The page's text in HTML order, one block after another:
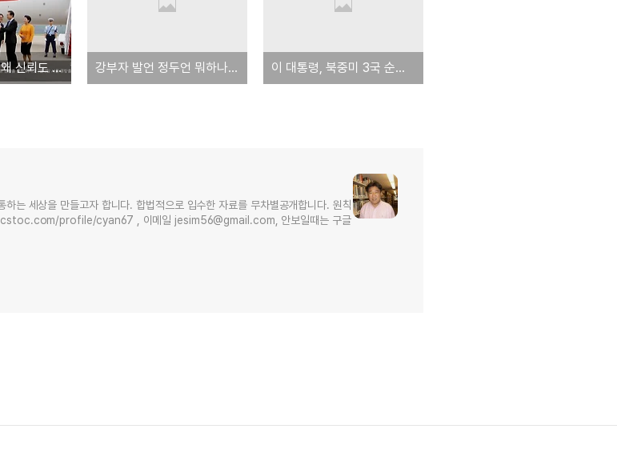
이명박대통령은 왜 신뢰도 4위일까 -홍보실 불신이미지 전이도 큰 원인 강부자 발언 정두언 뭐하나 - 한국을 위한 제2의 이만섭이 필요합니다 이 대통령, 북중미 3국 순방후 귀국
는 세상을 만들고자 합니다. 합법적으로 입수한 자료를 무차별공개합니다. 원칙
profile/cyan67 , 이메일 jesim56@gmail.com, 안보일때는 구글